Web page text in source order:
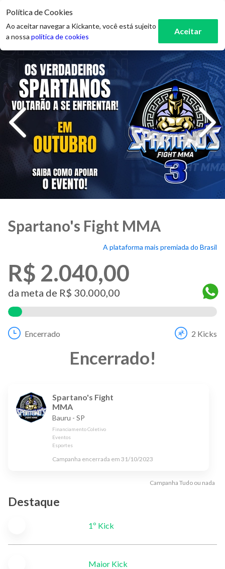
Spartano's Fight MMA
A plataforma mais premiada do Brasil
R$ 2.040,00
da meta de R$ 30.000,00 7%
Encerrado 2 Kicks
Encerrado!
Spartano's Fight
MMA
Bauru - SP
Financiamento Coletivo
Eventos
Esportes
Campanha encerrada em 31/10/2023
Campanha Tudo ou nada
Destaque
1º Kick
Maior Kick
Política de Cookies
Ao aceitar navegar a Kickante, você está sujeito
a nossa política de cookies
Aceitar